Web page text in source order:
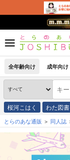
全年齢向け 成年向け
桜河こはく わた図書
とらのあな通販 同人誌